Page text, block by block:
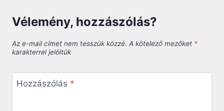
Vélemény, hozzászólás?
Az e-mail címet nem tesszük közzé. A kötelező mezőket *
karakterrel jelöltük
Hozzászólás *